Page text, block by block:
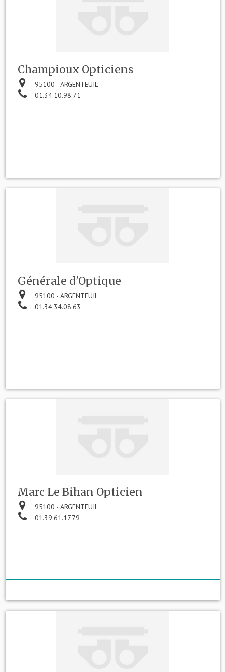
Champioux Opticiens
95100 - ARGENTEUIL
01.34.10.98.71
Générale d'Optique
95100 - ARGENTEUIL
01.34.34.08.63
Marc Le Bihan Opticien
95100 - ARGENTEUIL
01.39.61.17.79